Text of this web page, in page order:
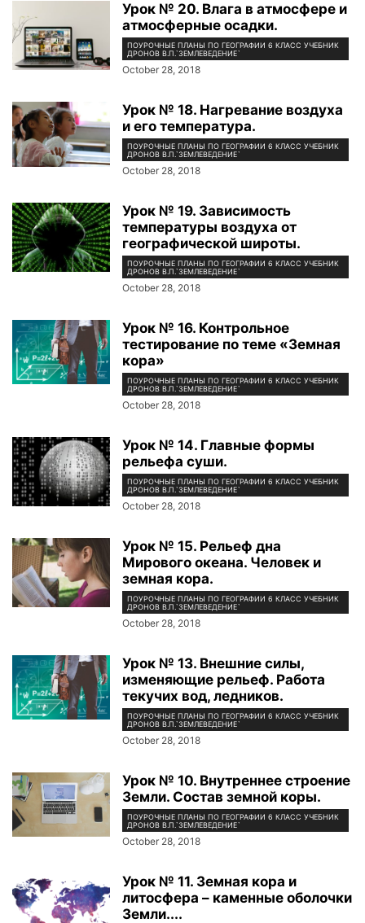
Урок № 20. Влага в атмосфере и
атмосферные осадки.
ПОУРОЧНЫЕ ПЛАНЫ ПО ГЕОГРАФИИ 6 КЛАСС УЧЕБНИК
ДРОНОВ В.П.`ЗЕМЛЕВЕДЕНИЕ`
October 28, 2018
Урок № 18. Нагревание воздуха
и его температура.
ПОУРОЧНЫЕ ПЛАНЫ ПО ГЕОГРАФИИ 6 КЛАСС УЧЕБНИК
ДРОНОВ В.П.`ЗЕМЛЕВЕДЕНИЕ`
October 28, 2018
Урок № 19. Зависимость
температуры воздуха от
географической широты.
ПОУРОЧНЫЕ ПЛАНЫ ПО ГЕОГРАФИИ 6 КЛАСС УЧЕБНИК
ДРОНОВ В.П.`ЗЕМЛЕВЕДЕНИЕ`
October 28, 2018
Урок № 16. Контрольное
тестирование по теме «Земная
кора»
ПОУРОЧНЫЕ ПЛАНЫ ПО ГЕОГРАФИИ 6 КЛАСС УЧЕБНИК
ДРОНОВ В.П.`ЗЕМЛЕВЕДЕНИЕ`
October 28, 2018
Урок № 14. Главные формы
рельефа суши.
ПОУРОЧНЫЕ ПЛАНЫ ПО ГЕОГРАФИИ 6 КЛАСС УЧЕБНИК
ДРОНОВ В.П.`ЗЕМЛЕВЕДЕНИЕ`
October 28, 2018
Урок № 15. Рельеф дна
Мирового океана. Человек и
земная кора.
ПОУРОЧНЫЕ ПЛАНЫ ПО ГЕОГРАФИИ 6 КЛАСС УЧЕБНИК
ДРОНОВ В.П.`ЗЕМЛЕВЕДЕНИЕ`
October 28, 2018
Урок № 13. Внешние силы,
изменяющие рельеф. Работа
текучих вод, ледников.
ПОУРОЧНЫЕ ПЛАНЫ ПО ГЕОГРАФИИ 6 КЛАСС УЧЕБНИК
ДРОНОВ В.П.`ЗЕМЛЕВЕДЕНИЕ`
October 28, 2018
Урок № 10. Внутреннее строение
Земли. Состав земной коры.
ПОУРОЧНЫЕ ПЛАНЫ ПО ГЕОГРАФИИ 6 КЛАСС УЧЕБНИК
ДРОНОВ В.П.`ЗЕМЛЕВЕДЕНИЕ`
October 28, 2018
Урок № 11. Земная кора и
литосфера – каменные оболочки
Земли....